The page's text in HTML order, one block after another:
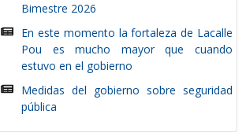
Bimestre 2026
En este momento la fortaleza de Lacalle
Pou es mucho mayor que cuando
estuvo en el gobierno
Medidas del gobierno sobre seguridad
pública